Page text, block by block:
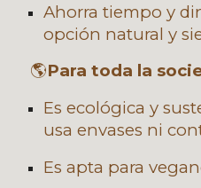
Ahorra tiempo y
opción natural y
🌎Paratoda la
Es ecológica y
usa envases ni
Es apta para